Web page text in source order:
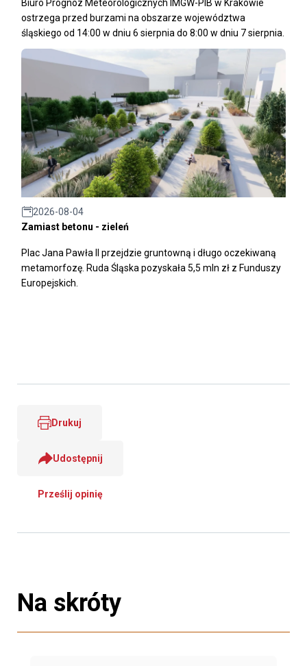
Biuro Prognoz Meteorologicznych IMGW-PIB w Krakowie
ostrzega przed burzami na obszarze województwa
śląskiego od 14:00 w dniu 6 sierpnia do 8:00 w dniu 7 sierpnia.
2026-08-04
Zamiast betonu - zieleń
Plac Jana Pawła II przejdzie gruntowną i długo oczekiwaną
metamorfozę. Ruda Śląska pozyskała 5,5 mln zł z Funduszy
Europejskich.
Drukuj
Udostępnij
Prześlij opinię
Na skróty